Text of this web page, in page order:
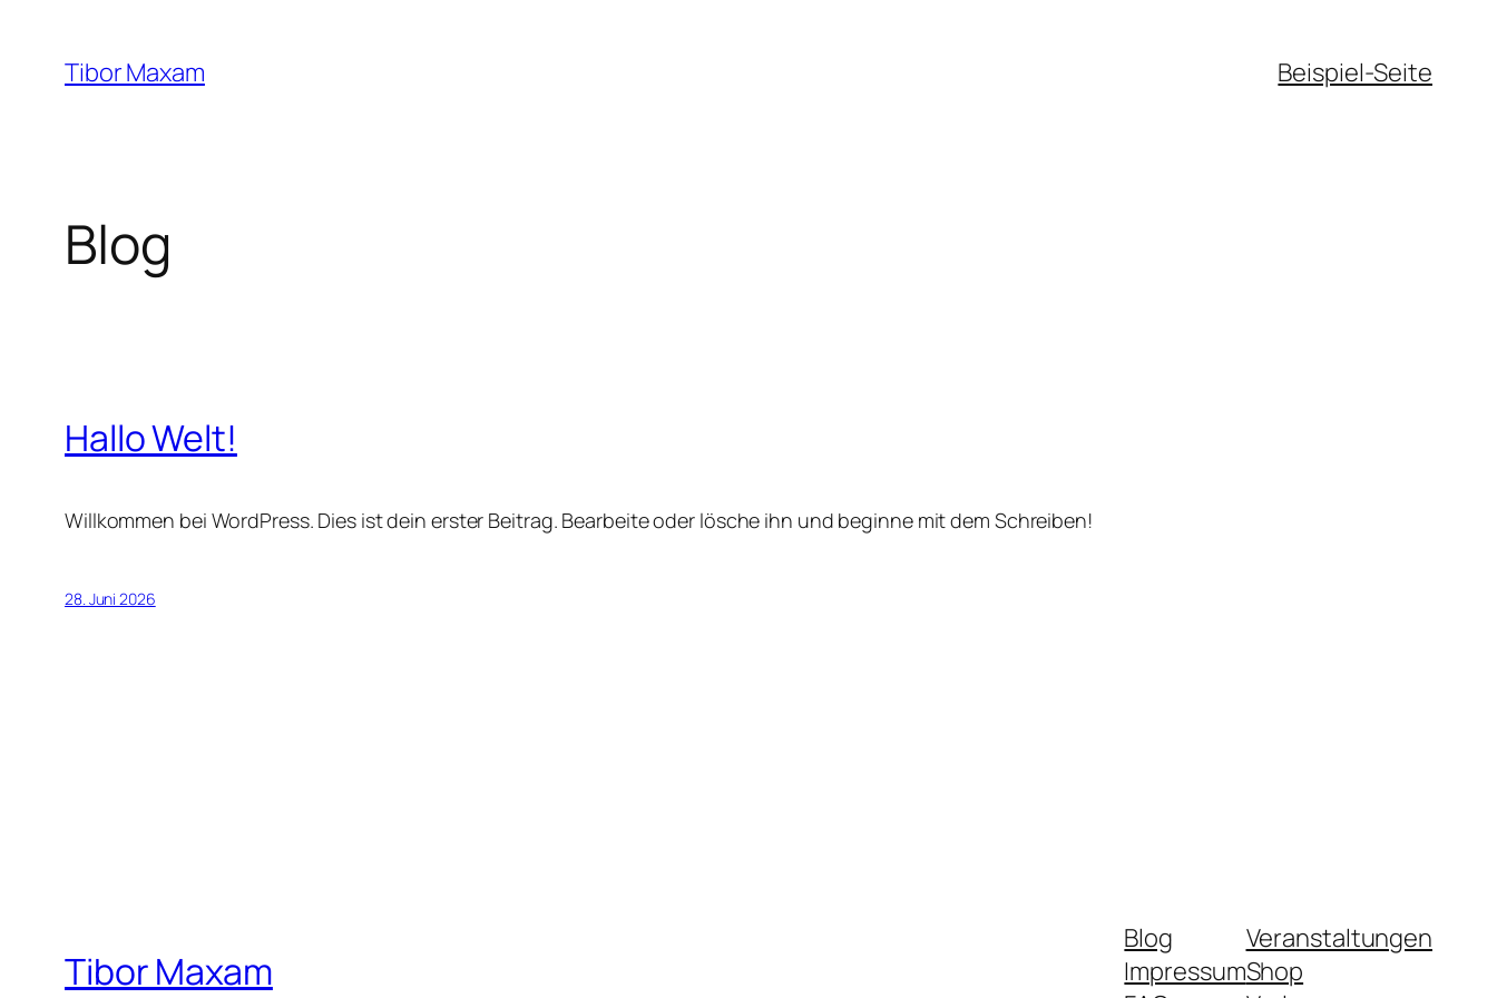
Inhalt
springen
Tibor Maxam Beispiel-Seite
Blog
Hallo Welt!
Willkommen bei WordPress. Dies ist dein erster Beitrag. Bearbeite oder lösche ihn und beginne mit dem Schreiben!
28. Juni 2026
Tibor Maxam
Blog
Impressum
Veranstaltungen
Shop